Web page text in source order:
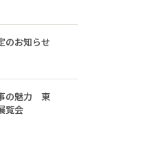
のお知らせ
の魅力 東
覧会